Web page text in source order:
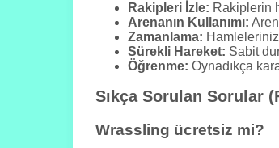
Rakipleri İzle: Rakiplerin
Arenanın Kullanımı:
Zamanlama:
Sürekli Hareket: Sabit
Öğrenme: Oynadıkça
Sıkça Sorulan Sorular
Wrassling ücretsiz mi?